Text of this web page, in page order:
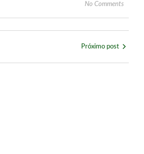
No Comments
Próximo post